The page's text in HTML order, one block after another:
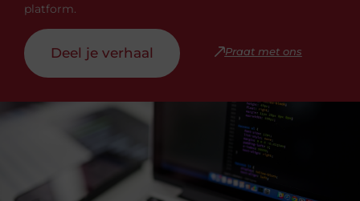
platform.
Deel je verhaal Praat met ons